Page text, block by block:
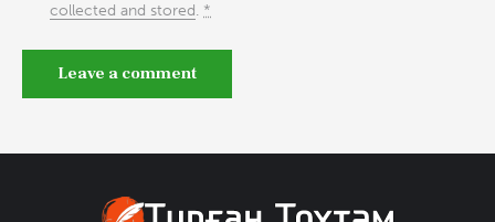
collected and stored. *